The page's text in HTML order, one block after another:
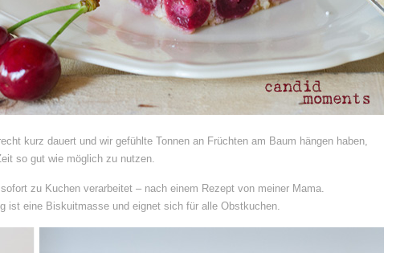
kurz dauert und wir gefühlte Tonnen an Früchten am Baum hängen haben,
so gut wie möglich zu nutzen.
zu Kuchen verarbeitet – nach einem Rezept von meiner Mama.
ist eine Biskuitmasse und eignet sich für alle Obstkuchen.